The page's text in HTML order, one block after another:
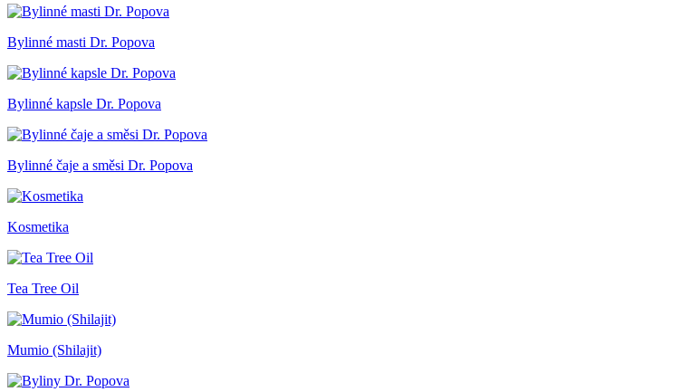
Bylinné masti Dr. Popova
Bylinné kapsle Dr. Popova
Bylinné čaje a směsi Dr. Popova
Kosmetika
Tea Tree Oil
Mumio (Shilajit)